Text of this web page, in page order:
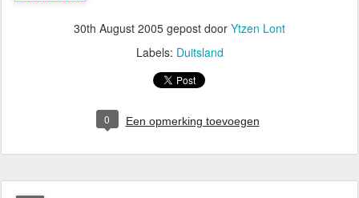
30th August 2005 gepost door Ytzen Lont
Labels: Duitsland
0 Een opmerking toevoegen